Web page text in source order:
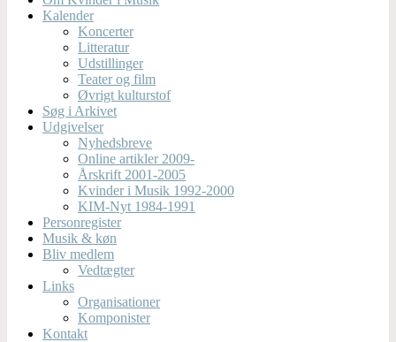
Kalender
Koncerter
Litteratur
Udstillinger
Teater og film
Øvrigt kulturstof
Søg i Arkivet
Udgivelser
Nyhedsbreve
Online artikler 2009-
Årskrift 2001-2005
Kvinder i Musik 1992-2000
KIM-Nyt 1984-1991
Personregister
Musik & køn
Bliv medlem
Vedtægter
Links
Organisationer
Komponister
Kontakt